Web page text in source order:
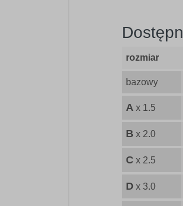
rozmiar
bazowy
A x 1.5
B x 2.0
C x 2.5
D x 3.0